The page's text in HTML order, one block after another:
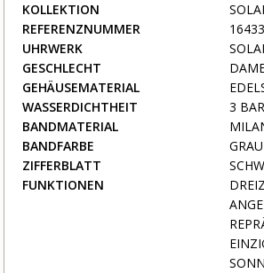
KOLLEKTION
REFERENZNUMMER
UHRWERK
GESCHLECHT
GEHÄUSEMATERIAL
WASSERDICHTHEIT
3 BAR
BANDMATERIAL
BANDFARBE
GRAU
ZIFFERBLATT
FUNKTIONEN